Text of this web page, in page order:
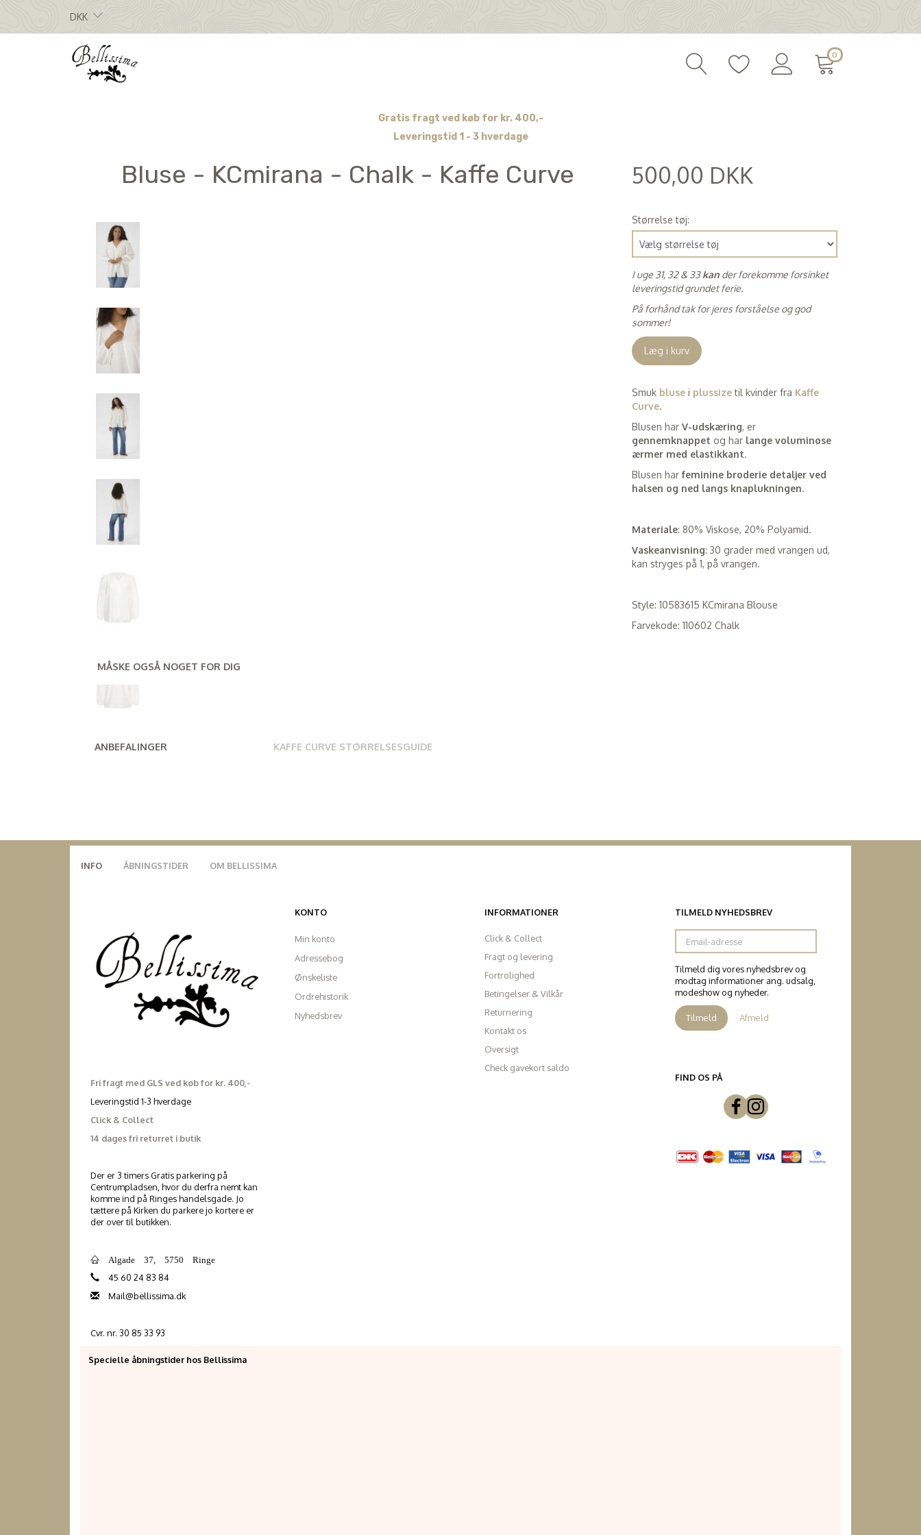
DKK
0
Gratis fragt ved køb for kr. 400,-
Leveringstid 1 - 3 hverdage
Bluse - KCmirana - Chalk - Kaffe Curve 500,00 DKK
Størrelse tøj:
I uge 31, 32 & 33kan der forekomme forsinket
leveringstid grundet ferie.
På forhånd tak for jeres forståelse og god
sommer!
Læg i kurv
Smuk bluse i plussize til kvinder fra Kaffe
Curve.
Blusen harV-udskæring, er
gennemknappet og har lange voluminøse
ærmer med elastikkant.
Blusen har feminine broderie detaljer ved
halsen og ned langs knaplukningen.
Materiale: 80% Viskose, 20% Polyamid.
Vaskeanvisning: 30 grader med vrangen ud,
kan stryges på 1, på vrangen.
Style: 10583615 KCmirana Blouse
Farvekode: 110602 Chalk
MÅSKE OGSÅ NOGET FOR DIG
ANBEFALINGER KAFFE CURVE STØRRELSESGUIDE
INFO ÅBNINGSTIDER OM BELLISSIMA
Fri fragt med GLS ved køb for kr. 400,-
Leveringstid 1-3 hverdage
Click & Collect
14 dages fri returret i butik
Der er 3 timers Gratis parkering på
Centrumpladsen, hvor du derfra nemt kan
komme ind på Ringes handelsgade. Jo
tættere på Kirken du parkere jo kortere er
der over til butikken.
Algade 37, 5750 Ringe
45 60 24 83 84
Mail@bellissima.dk
Cvr. nr. 30 85 33 93
KONTO
Min konto
Adressebog
Ønskeliste
Ordrehistorik
Nyhedsbrev
INFORMATIONER
Click & Collect
Fragt og levering
Fortrolighed
Betingelser & Vilkår
Returnering
Kontakt os
Oversigt
Check gavekort saldo
TILMELD NYHEDSBREV
Email-
adresse
Tilmeld dig vores nyhedsbrev og
modtag informationer ang. udsalg,
modeshow og nyheder.
Tilmeld Afmeld
FIND OS PÅ
Specielle åbningstider hos Bellissima